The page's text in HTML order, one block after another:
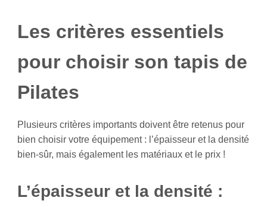
Les critères essentiels
pour choisir son tapis de
Pilates
Plusieurs critères importants doivent être retenus pour
bien choisir votre équipement : l’épaisseur et la densité
bien-sûr, mais également les matériaux et le prix !
L’épaisseur et la densité :